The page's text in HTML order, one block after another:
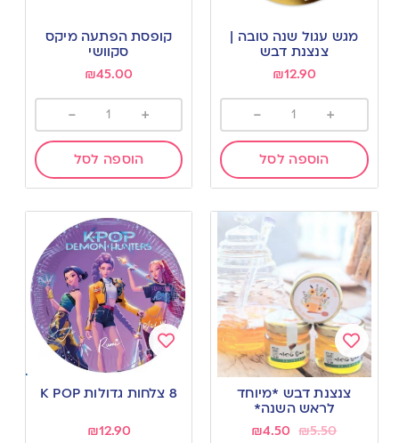
to
wishlist
מגש עגול שנה טובה |
צנצנת דבש
₪12.90
+
-
הוספה לסל
to
wishlist
קופסת הפתעה מיקס
סקוושי
₪45.00
+
-
הוספה לסל
Add
wishlist
צנצנת דבש *מיוחד
לראש השנה*
₪5.50
₪4.50
to
wishlist
8 צלחות גדולות K POP
₪12.90